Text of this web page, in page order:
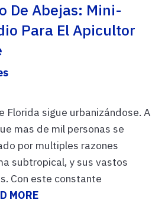
De Abejas: Mini-
Para El Apicultor
Florida sigue urbanizándose. A
mas de mil personas se
por multiples razones
subtropical, y sus vastos
Con este constante
MORE